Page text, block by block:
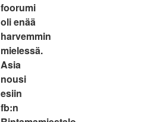
foorumi
oli enää
harvemmin
mielessä.
Asia
nousi
esiin
fb:n